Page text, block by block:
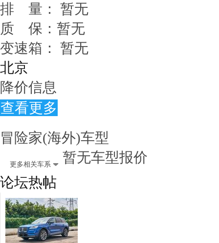
排 量：
暂无
质 保： 暂无
变速箱：
暂无
北京
降价信息
查看更多
冒险家(海外)车型
更多相关车系
暂无车型报价
论坛热帖